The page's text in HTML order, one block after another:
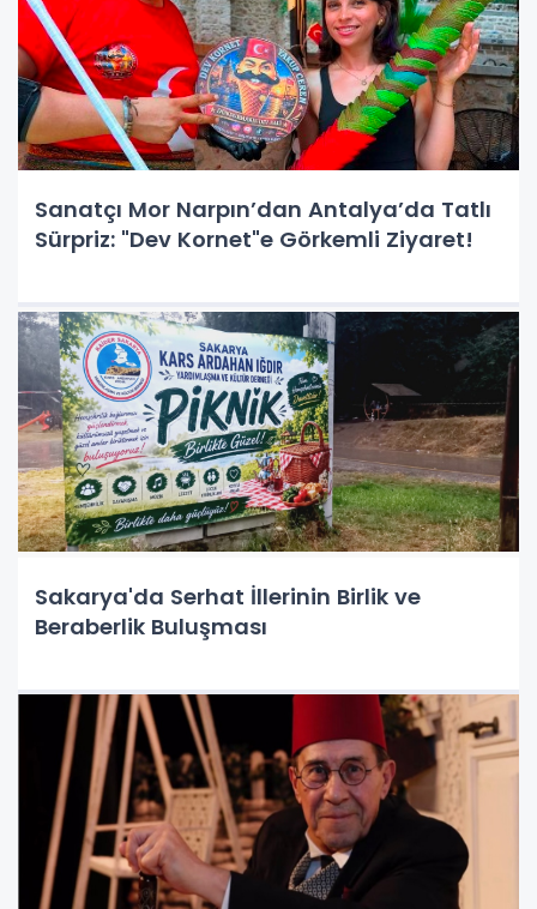
Sanatçı Mor Narpın’dan Antalya’da Tatlı
Sürpriz: "Dev Kornet"e Görkemli Ziyaret!
Sakarya'da Serhat İllerinin Birlik ve
Beraberlik Buluşması